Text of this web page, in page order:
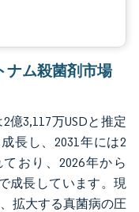
ム殺菌剤市場
億3,117万USDと推定
長し、2031年には2
おり、2026年から
成長しています。現
拡大する真菌病の圧